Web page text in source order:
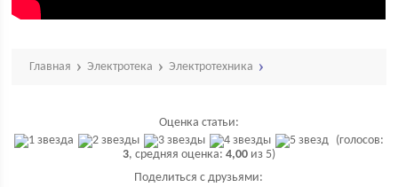
Главная Электротека Электротехника
Оценка статьи:
(голосов:
3, средняя оценка: 4,00из 5)
Поделиться с друзьями: